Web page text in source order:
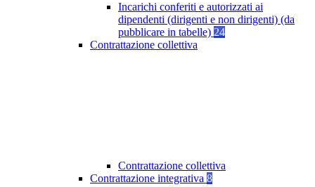
Incarichi conferiti e autorizzati ai
dipendenti (dirigenti e non dirigenti) (da
pubblicare in tabelle) 24
Contrattazione collettiva
Contrattazione collettiva
Contrattazione integrativa 8